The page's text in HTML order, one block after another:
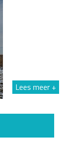
Lees meer +